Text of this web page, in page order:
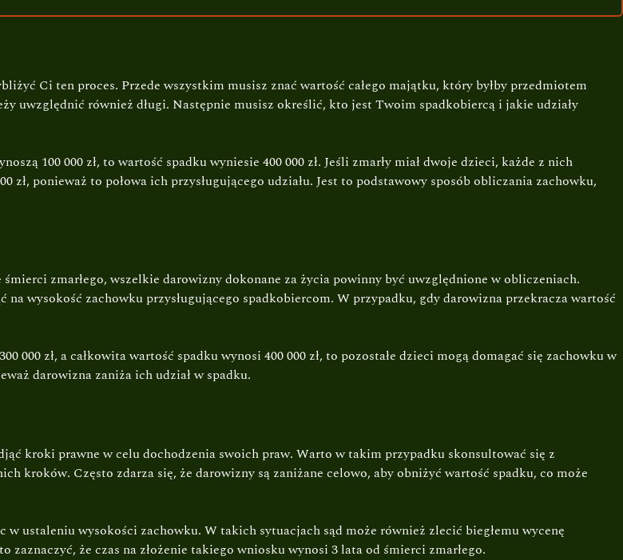
Ci ten proces. Przede wszystkim musisz znać wartość całego majątku, który byłby przedmiotem
uwzględnić również długi. Następnie musisz określić, kto jest Twoim spadkobiercą i jakie udziały
100 000 zł, to wartość spadku wyniesie 400 000 zł. Jeśli zmarły miał dwoje dzieci, każde z nich
zł, ponieważ to połowa ich przysługującego udziału. Jest to podstawowy sposób obliczania zachowku,
zmarłego, wszelkie darowizny dokonane za życia powinny być uwzględnione w obliczeniach.
wysokość zachowku przysługującego spadkobiercom. W przypadku, gdy darowizna przekracza wartość
000 zł, a całkowita wartość spadku wynosi 400 000 zł, to pozostałe dzieci mogą domagać się zachowku w
darowizna zaniża ich udział w spadku.
kroki prawne w celu dochodzenia swoich praw. Warto w takim przypadku skonsultować się z
kroków. Często zdarza się, że darowizny są zaniżane celowo, aby obniżyć wartość spadku, co może
ustaleniu wysokości zachowku. W takich sytuacjach sąd może również zlecić biegłemu wycenę
że czas na złożenie takiego wniosku wynosi 3 lata od śmierci zmarłego.